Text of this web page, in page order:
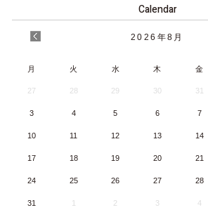
Calendar
2026 年8月
月 火 水 木 金
27 28 29 30 31
3 4 5 6 7
10 11 12 13 14
17 18 19 20 21
24 25 26 27 28
31 1 2 3 4